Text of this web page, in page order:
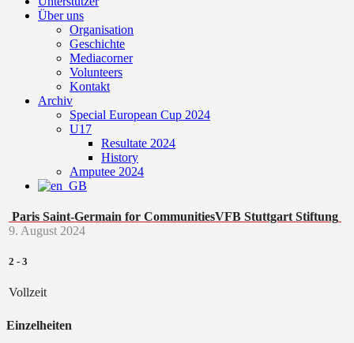
Über uns
Organisation
Geschichte
Mediacorner
Volunteers
Kontakt
Archiv
Special European Cup 2024
U17
Resultate 2024
History
Amputee 2024
Paris Saint-Germain for CommunitiesVFB Stuttgart Stiftung
9. August 2024
2 - 3
Vollzeit
Einzelheiten